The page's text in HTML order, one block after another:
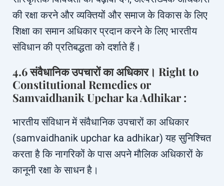
की रक्षा करने और व्यक्तियों और समाज के विकास के लिए
शिक्षा का समान अधिकार प्रदान करने के लिए भारतीय
संविधान की प्रतिबद्धता को दर्शाते हैं।
4.6 संवैधानिक उपचारों का अधिकार। Right to
Constitutional Remedies or
Samvaidhanik Upchar ka Adhikar :
भारतीय संविधान में संवैधानिक उपचारों का अधिकार
(samvaidhanik upchar ka adhikar) यह सुनिश्चित
करता है कि नागरिकों के पास अपने मौलिक अधिकारों के
कानूनी रक्षा के साधन है।